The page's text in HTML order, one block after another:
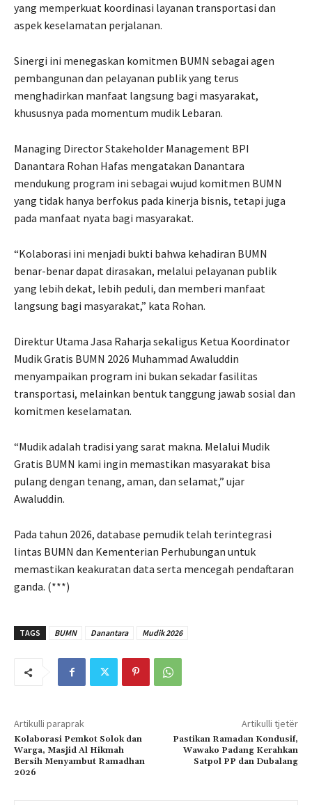
yang memperkuat koordinasi layanan transportasi dan
aspek keselamatan perjalanan.
Sinergi ini menegaskan komitmen BUMN sebagai agen
pembangunan dan pelayanan publik yang terus
menghadirkan manfaat langsung bagi masyarakat,
khususnya pada momentum mudik Lebaran.
Managing Director Stakeholder Management BPI
Danantara Rohan Hafas mengatakan Danantara
mendukung program ini sebagai wujud komitmen BUMN
yang tidak hanya berfokus pada kinerja bisnis, tetapi juga
pada manfaat nyata bagi masyarakat.
“Kolaborasi ini menjadi bukti bahwa kehadiran BUMN
benar-benar dapat dirasakan, melalui pelayanan publik
yang lebih dekat, lebih peduli, dan memberi manfaat
langsung bagi masyarakat,” kata Rohan.
Direktur Utama Jasa Raharja sekaligus Ketua Koordinator
Mudik Gratis BUMN 2026 Muhammad Awaluddin
menyampaikan program ini bukan sekadar fasilitas
transportasi, melainkan bentuk tanggung jawab sosial dan
komitmen keselamatan.
“Mudik adalah tradisi yang sarat makna. Melalui Mudik
Gratis BUMN kami ingin memastikan masyarakat bisa
pulang dengan tenang, aman, dan selamat,” ujar
Awaluddin.
Pada tahun 2026, database pemudik telah terintegrasi
lintas BUMN dan Kementerian Perhubungan untuk
memastikan keakuratan data serta mencegah pendaftaran
ganda. (***)
TAGS BUMN Danantara Mudik 2026
Artikulli paraprak
Kolaborasi Pemkot Solok dan
Warga, Masjid Al Hikmah
Bersih Menyambut Ramadhan
2026
Artikulli tjetër
Pastikan Ramadan Kondusif,
Wawako Padang Kerahkan
Satpol PP dan Dubalang